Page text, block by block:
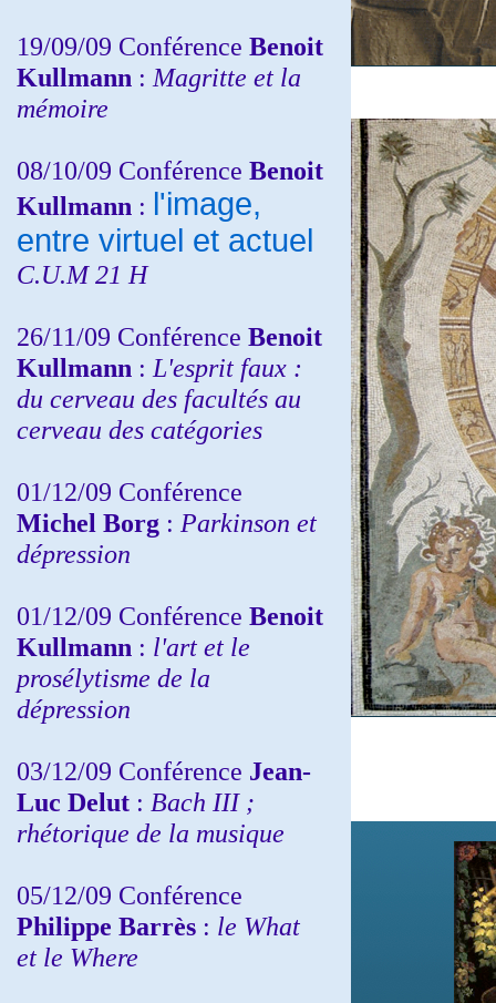
19/09/09 Conférence Benoit
Kullmann : Magritte et la
mémoire
08/10/09 Conférence Benoit
Kullmann : l'image,
entre virtuel et actuel
C.U.M 21 H
26/11/09 Conférence Benoit
Kullmann : L'esprit faux :
du cerveau des facultés au
cerveau des catégories
01/12/09 Conférence
Michel Borg : Parkinson et
dépression
01/12/09 Conférence Benoit
Kullmann : l'art et le
prosélytisme de la
dépression
03/12/09 Conférence Jean-
Luc Delut : Bach III ;
rhétorique de la musique
05/12/09 Conférence
Philippe Barrès : le What
et le Where